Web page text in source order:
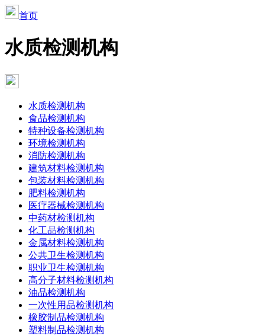
首页
水质检测机构
水质检测机构
食品检测机构
特种设备检测机构
环境检测机构
消防检测机构
建筑材料检测机构
包装材料检测机构
肥料检测机构
医疗器械检测机构
中药材检测机构
化工品检测机构
金属材料检测机构
公共卫生检测机构
职业卫生检测机构
高分子材料检测机构
油品检测机构
一次性用品检测机构
橡胶制品检测机构
塑料制品检测机构